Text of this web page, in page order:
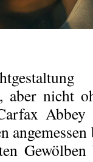
aber nicht